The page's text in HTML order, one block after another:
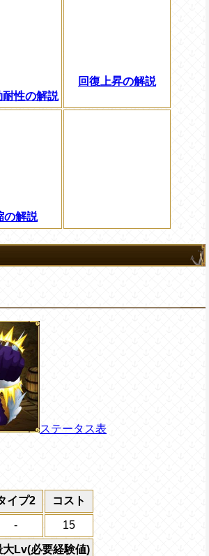
性の解説
回復上昇の解説
の解説
ステータス表
イプ2 コスト
- 15
大Lv(必要経験値)